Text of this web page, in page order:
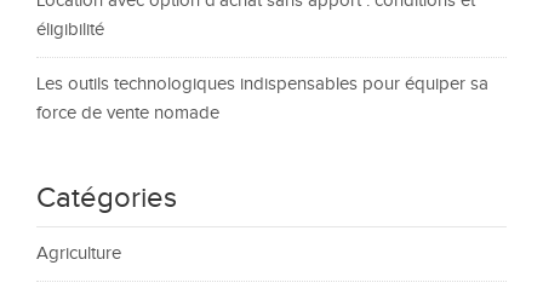
éligibilité
Les outils technologiques indispensables pour équiper sa
force de vente nomade
Catégories
Agriculture